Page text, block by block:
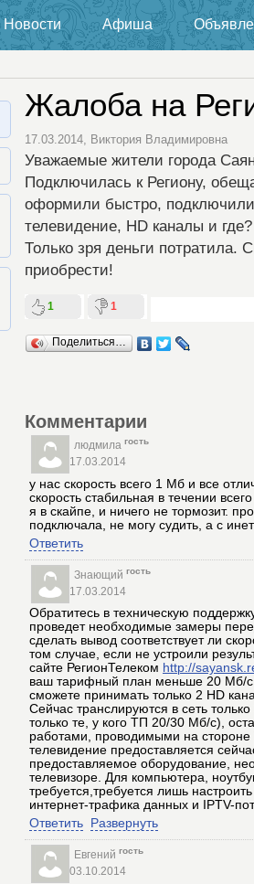
Новости Афиша
Жалоба на
17.03.2014, Виктория Владимировна
Уважаемые жители города
Подключилась к Региону,
оформили быстро,
телевидение, HD каналы и где?
Только зря деньги
приобрести!
1 1
Поделиться…
Комментарии
людмила гость
17.03.2014
у нас скорость всего 1 Мб и все
скорость стабильная в течении
я в скайпе, и ничего не тормозит.
подключала, не могу судить, а с
Ответить
Знающий гость
17.03.2014
Обратитесь в техническую
проведет необходимые замеры
сделать вывод соответствует ли
том случае, если не устроили
сайте РегионТелеком http://
ваш тарифный план меньше 20 Мб/с
сможете принимать только 2 HD
Сейчас транслируются в сеть
только те, у кого ТП 20/30 Мб/с),
работами, проводимыми на стороне
телевидение предоставляется
предоставляемое оборудование,
телевизоре. Для компьютера,
требуется,требуется лишь
интернет-трафика данных и IPTV-
Ответить
Развернуть
Евгений гость
03.10.2014